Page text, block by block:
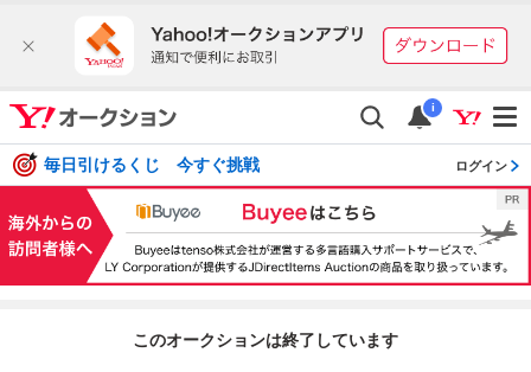
i
毎日引けるくじ 今すぐ挑戦 ログイン
このオークションは終了しています